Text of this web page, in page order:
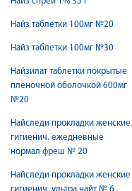
Найз таблетки 100мг №20
Найз таблетки 100мг №30
Найзилат таблетки покрытые
пленочной оболочкой 600мг
№20
Найследи прокладки женские
гигиенич. ежедневные
нормал фреш № 20
Найследи прокладки женские